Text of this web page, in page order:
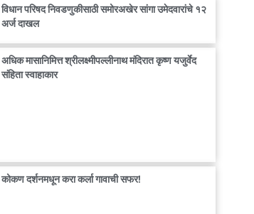
विधान परिषद निवडणुकीसाठी समोरअखेर सांगा उमेदवारांचे १२
अर्ज दाखल
अधिक मासानिमित्त श्रीलक्ष्मीपल्लीनाथ मंदिरात कृष्ण यजुर्वेद
संहिता स्वाहाकार
कोकण दर्शनमधून करा कर्ला गावाची सफर!